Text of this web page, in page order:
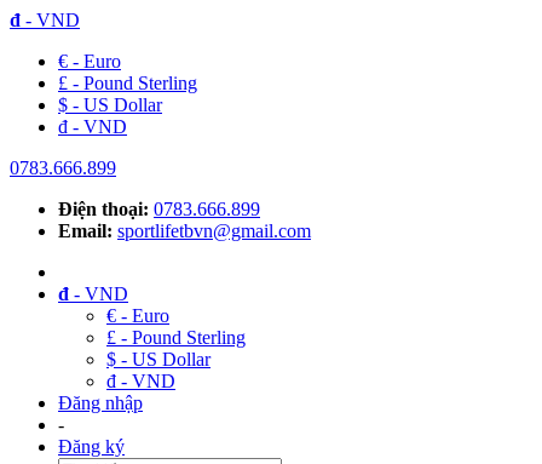
đ - VND
€ - Euro
£ - Pound Sterling
$ - US Dollar
đ - VND
0783.666.899
Điện thoại: 0783.666.899
Email: sportlifetbvn@gmail.com
đ - VND
€ - Euro
£ - Pound Sterling
$ - US Dollar
đ - VND
Đăng nhập
-
Đăng ký